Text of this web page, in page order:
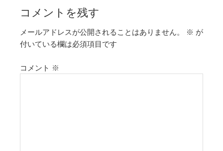
コメントを残す
メールアドレスが公開されることはありません。 ※ が
付いている欄は必須項目です
コメント ※